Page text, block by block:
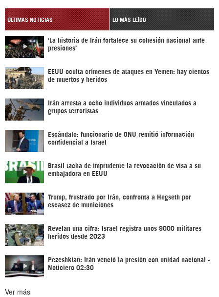
ÚLTIMAS NOTICIAS LO MÁS LEÍDO
‘La historia de Irán fortalece su cohesión nacional ante
presiones’
EEUU oculta crímenes de ataques en Yemen: hay cientos
de muertos y heridos
Irán arresta a ocho individuos armados vinculados a
grupos terroristas
Escándalo: funcionario de ONU remitió información
confidencial a Israel
Brasil tacha de imprudente la revocación de visa a su
embajadora en EEUU
Trump, frustrado por Irán, confronta a Hegseth por
escasez de municiones
Revelan una cifra: Israel registra unos 9000 militares
heridos desde 2023
Pezeshkian: Irán venció la presión con unidad nacional -
Noticiero 02:30
Ver más